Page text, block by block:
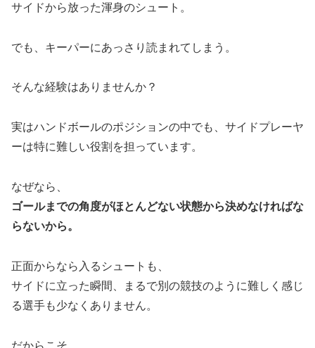
サイドから放った渾身のシュート。
でも、キーパーにあっさり読まれてしまう。
そんな経験はありませんか？
実はハンドボールのポジションの中でも、サイドプレーヤ
ーは特に難しい役割を担っています。
なぜなら、
ゴールまでの角度がほとんどない状態から決めなければな
らないから。
正面からなら入るシュートも、
サイドに立った瞬間、まるで別の競技のように難しく感じ
る選手も少なくありません。
だからこそ、